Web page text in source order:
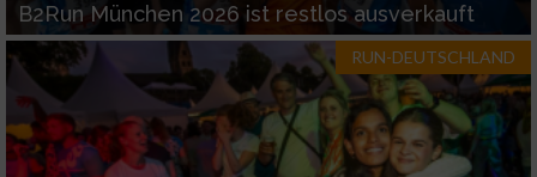
B2Run München 2026 ist restlos ausverkauft
RUN-DEUTSCHLAND